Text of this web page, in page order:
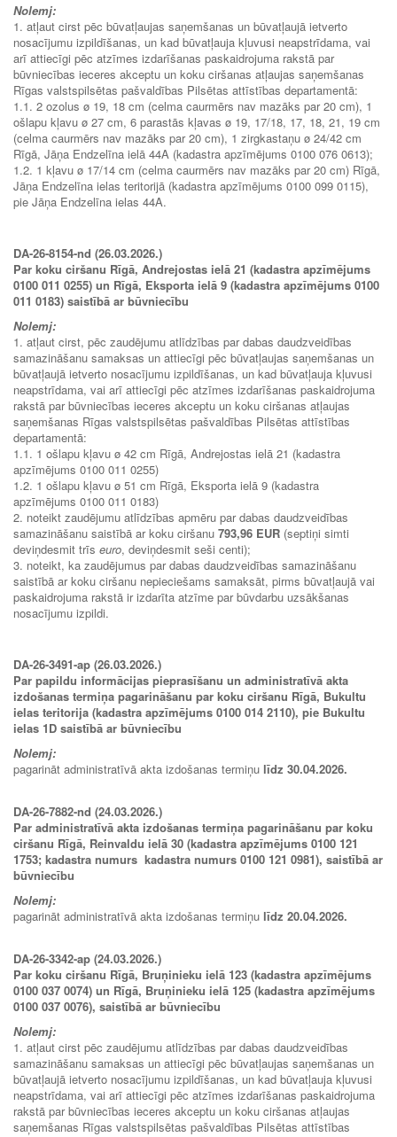
Nolemj:
1. atļaut cirst pēc būvatļaujas saņemšanas un būvatļaujā ietverto
nosacījumu izpildīšanas, un kad būvatļauja kļuvusi neapstrīdama, vai
arī attiecīgi pēc atzīmes izdarīšanas paskaidrojuma rakstā par
būvniecības ieceres akceptu un koku ciršanas atļaujas saņemšanas
Rīgas valstspilsētas pašvaldības Pilsētas attīstības departamentā:
1.1. 2 ozolus ø 19, 18 cm (celma caurmērs nav mazāks par 20 cm), 1
ošlapu kļavu ø 27 cm, 6 parastās kļavas ø 19, 17/18, 17, 18, 21, 19 cm
(celma caurmērs nav mazāks par 20 cm), 1 zirgkastaņu ø 24/42 cm
Rīgā, Jāņa Endzelīna ielā 44A (kadastra apzīmējums 0100 076 0613);
1.2. 1 kļavu ø 17/14 cm (celma caurmērs nav mazāks par 20 cm) Rīgā,
Jāņa Endzelīna ielas teritorijā (kadastra apzīmējums 0100 099 0115),
pie Jāņa Endzelīna ielas 44A.
DA-26-8154-nd (26.03.2026.)
Par koku ciršanu Rīgā, Andrejostas ielā 21 (kadastra apzīmējums
0100 011 0255) un Rīgā, Eksporta ielā 9 (kadastra apzīmējums 0100
011 0183) saistībā ar būvniecību
Nolemj:
1. atļaut cirst, pēc zaudējumu atlīdzības par dabas daudzveidības
samazināšanu samaksas un attiecīgi pēc būvatļaujas saņemšanas un
būvatļaujā ietverto nosacījumu izpildīšanas, un kad būvatļauja kļuvusi
neapstrīdama, vai arī attiecīgi pēc atzīmes izdarīšanas paskaidrojuma
rakstā par būvniecības ieceres akceptu un koku ciršanas atļaujas
saņemšanas Rīgas valstspilsētas pašvaldības Pilsētas attīstības
departamentā:
1.1. 1 ošlapu kļavu ø 42 cm Rīgā, Andrejostas ielā 21 (kadastra
apzīmējums 0100 011 0255)
1.2. 1 ošlapu kļavu ø 51 cm Rīgā, Eksporta ielā 9 (kadastra
apzīmējums 0100 011 0183)
2. noteikt zaudējumu atlīdzības apmēru par dabas daudzveidības
samazināšanu saistībā ar koku ciršanu 793,96 EUR (septiņi simti
deviņdesmit trīs euro, deviņdesmit seši centi);
3. noteikt, ka zaudējumus par dabas daudzveidības samazināšanu
saistībā ar koku ciršanu nepieciešams samaksāt, pirms būvatļaujā vai
paskaidrojuma rakstā ir izdarīta atzīme par būvdarbu uzsākšanas
nosacījumu izpildi.
DA-26-3491-ap (26.03.2026.)
Par papildu informācijas pieprasīšanu un administratīvā akta
izdošanas termiņa pagarināšanu par koku ciršanu Rīgā, Bukultu
ielas teritorija (kadastra apzīmējums 0100 014 2110), pie Bukultu
ielas 1D saistībā ar būvniecību
Nolemj:
pagarināt administratīvā akta izdošanas termiņu līdz 30.04.2026.
DA-26-7882-nd (24.03.2026.)
Par administratīvā akta izdošanas termiņa pagarināšanu par koku
ciršanu Rīgā, Reinvaldu ielā 30 (kadastra apzīmējums 0100 121
1753; kadastra numurs kadastra numurs 0100 121 0981), saistībā ar
būvniecību
Nolemj:
pagarināt administratīvā akta izdošanas termiņu līdz 20.04.2026.
DA-26-3342-ap (24.03.2026.)
Par koku ciršanu Rīgā, Bruņinieku ielā 123 (kadastra apzīmējums
0100 037 0074) un Rīgā, Bruņinieku ielā 125 (kadastra apzīmējums
0100 037 0076), saistībā ar būvniecību
Nolemj:
1. atļaut cirst pēc zaudējumu atlīdzības par dabas daudzveidības
samazināšanu samaksas un attiecīgi pēc būvatļaujas saņemšanas un
būvatļaujā ietverto nosacījumu izpildīšanas, un kad būvatļauja kļuvusi
neapstrīdama, vai arī attiecīgi pēc atzīmes izdarīšanas paskaidrojuma
rakstā par būvniecības ieceres akceptu un koku ciršanas atļaujas
saņemšanas Rīgas valstspilsētas pašvaldības Pilsētas attīstības